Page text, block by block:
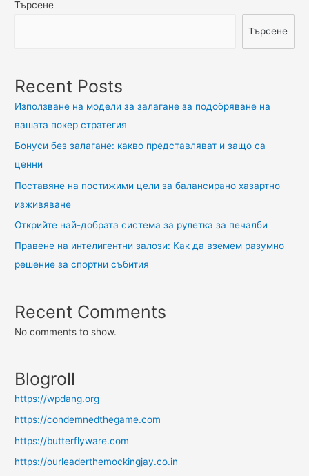
Търсене
Търсене
Recent Posts
Използване на модели за залагане за подобряване на
вашата покер стратегия
Бонуси без залагане: какво представляват и защо са
ценни
Поставяне на постижими цели за балансирано хазартно
изживяване
Открийте най-добрата система за рулетка за печалби
Правене на интелигентни залози: Как да вземем разумно
решение за спортни събития
Recent Comments
No comments to show.
Blogroll
https://wpdang.org
https://condemnedthegame.com
https://butterflyware.com
https://ourleaderthemockingjay.co.in